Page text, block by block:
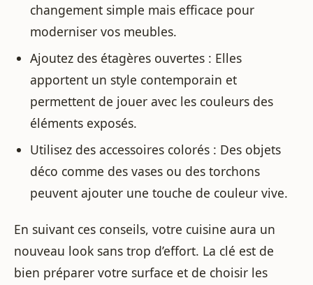
changement simple mais efficace pour
moderniser vos meubles.
Ajoutez des étagères ouvertes : Elles
apportent un style contemporain et
permettent de jouer avec les couleurs des
éléments exposés.
Utilisez des accessoires colorés : Des objets
déco comme des vases ou des torchons
peuvent ajouter une touche de couleur vive.
En suivant ces conseils, votre cuisine aura un
nouveau look sans trop d’effort. La clé est de
bien préparer votre surface et de choisir les